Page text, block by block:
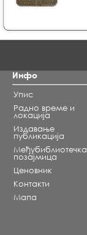
Инфо
Упис
Радно време и
локација
Издавање
публикација
Међубиблиотечка
позајмица
Ценовник
Контакти
Мапа